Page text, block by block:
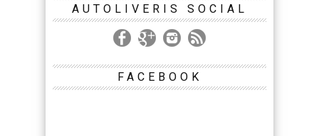
AUTOLIVERIS SOCIAL
FACEBOOK